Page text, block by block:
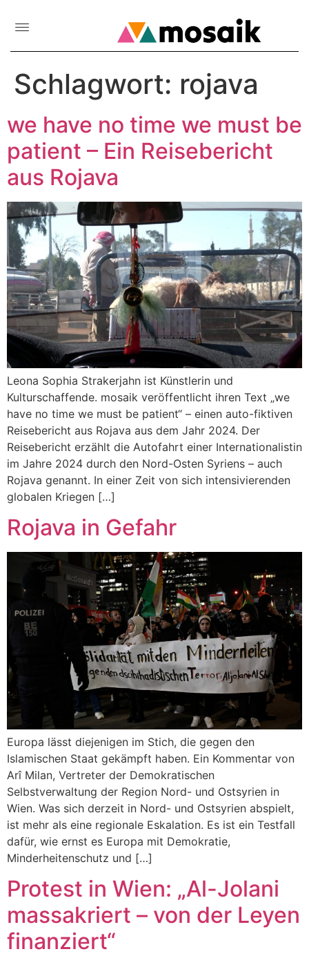
Schlagwort: rojava
we have no time we must be
patient – Ein Reisebericht
aus Rojava
Leona Sophia Strakerjahn ist Künstlerin und
Kulturschaffende. mosaik veröffentlicht ihren Text „we
have no time we must be patient“ – einen auto-fiktiven
Reisebericht aus Rojava aus dem Jahr 2024. Der
Reisebericht erzählt die Autofahrt ein​er Internationalistin
im Jahre 2024 durch den Nord-Osten Syriens – auch
Rojava genannt. In einer Zeit von sich intensivierenden
globalen Kriegen […]
Rojava in Gefahr
Europa lässt diejenigen im Stich, die gegen den
Islamischen Staat gekämpft haben. Ein Kommentar von
Arî Milan, Vertreter der Demokratischen
Selbstverwaltung der Region Nord- und Ostsyrien in
Wien. Was sich derzeit in Nord- und Ostsyrien abspielt,
ist mehr als eine regionale Eskalation. Es ist ein Testfall
dafür, wie ernst es Europa mit Demokratie,
Minderheitenschutz und […]
Protest in Wien: „Al-Jolani
massakriert – von der Leyen
finanziert“